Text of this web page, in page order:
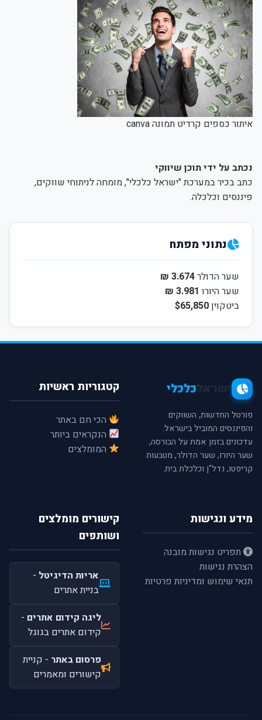
איתור כספים קרדיט תמונה canva
נכתב על ידי תוכן שיווקי
כתב בכיר במערכת "ישראל כלכלי", מומחה לניתוחי שווקים,
פיננסים וכלכלה.
נתוני מפתח
שער הדולר3.674 ₪
שער היורו 3.981 ₪
ביטקוין$65,850
כלכלי
פורטל החדשות, השווקים
והפיננסים המוביל בישראל.
עדכונים בזמן אמת על הבורסה,
שער היורו, שער הדולר, מטבעות
קריפטו, נדל"ן וכלכלת בית.
קטגוריות ראשיות
הכי חם באתר
הנקראים ביותר
המומלצים
מידע ונגישות
תפריט נגישות מובנה
הצהרת נגישות
תנאי שימוש ומדיניות פרטיות
קישורים מומלצים
ושותפים
אריות הדיגיטל -
בניית אתרים
ליגה קידום אתרים -
קידום אתרים בגוגל
פרסום באתר - קניית
קישורים ומאמרים